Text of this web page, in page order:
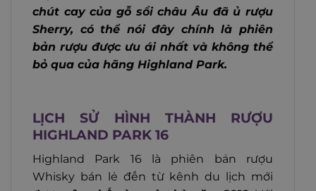
chút cay của gỗ sồi châu Âu đã ủ rượu
Sherry, có thể nói đây chính là phiên
bản rượu được ưu ái nhất và không thể
bỏ qua của hãng Highland Park.
LỊCH SỬ HÌNH THÀNH RƯỢU
HIGHLAND PARK 16
Highland Park 16 là phiên bản rượu
Whisky bán lẻ đến từ kênh du lịch mới